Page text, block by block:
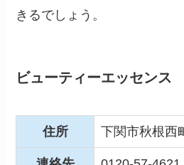
きるでしょう。
ビューティーエッセンス
住所 下関市秋根西